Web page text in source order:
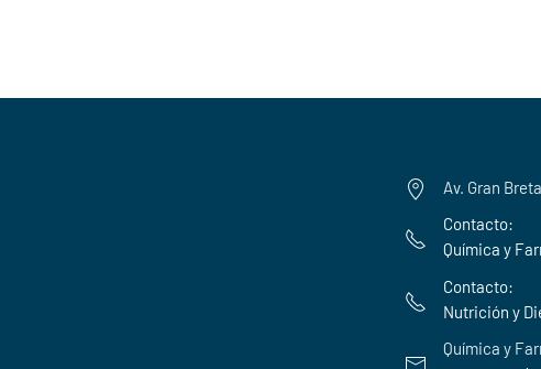
Av. Gran
Contacto:
Química y
Contacto:
Nutrición y
Química y